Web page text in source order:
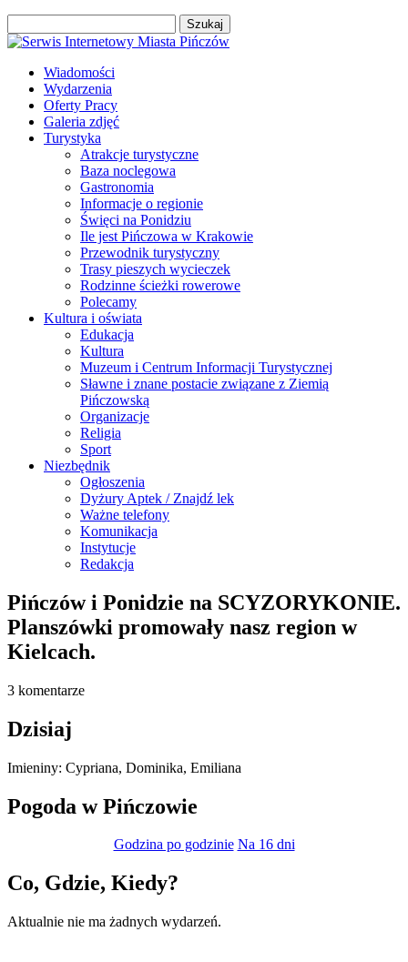
Wiadomości
Wydarzenia
Oferty Pracy
Galeria zdjęć
Turystyka
Atrakcje turystyczne
Baza noclegowa
Gastronomia
Informacje o regionie
Święci na Ponidziu
Ile jest Pińczowa w Krakowie
Przewodnik turystyczny
Trasy pieszych wycieczek
Rodzinne ścieżki rowerowe
Polecamy
Kultura i oświata
Edukacja
Kultura
Muzeum i Centrum Informacji Turystycznej
Sławne i znane postacie związane z Ziemią
Pińczowską
Organizacje
Religia
Sport
Niezbędnik
Ogłoszenia
Dyżury Aptek / Znajdź lek
Ważne telefony
Komunikacja
Instytucje
Redakcja
Pińczów i Ponidzie na SCYZORYKONIE.
Planszówki promowały nasz region w
Kielcach.
3 komentarze
Dzisiaj
Imieniny: Cypriana, Dominika, Emiliana
Pogoda w Pińczowie
Godzina po godzinie Na 16 dni
Co, Gdzie, Kiedy?
Aktualnie nie ma żadnych wydarzeń.